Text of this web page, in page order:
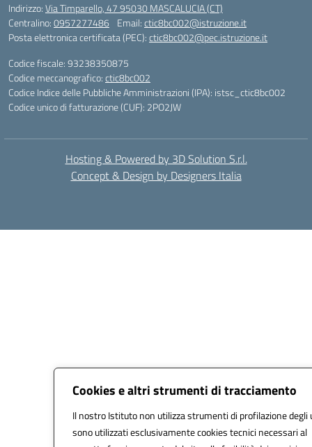
Cookies e altri strumenti di tracciamento
Il nostro Istituto non utilizza strumenti di profilazione
sono utilizzati esclusivamente cookies tecnici necessari al
Indirizzo:Via Timparello, 47 95030 MASCALUCIA (CT)
Centralino:0957277486 Email:ctic8bc002@istruzione.it
Posta elettronica certificata (PEC):ctic8bc002@pec.istruzione.it
Codice fiscale: 93238350875
Codice meccanografico:ctic8bc002
Codice Indice delle Pubbliche Amministrazioni (IPA): istsc_ctic8bc002
Codice unico di fatturazione (CUF): 2PO2JW
Hosting & Powered by 3D Solution S.r.l.
Concept & Design by Designers Italia